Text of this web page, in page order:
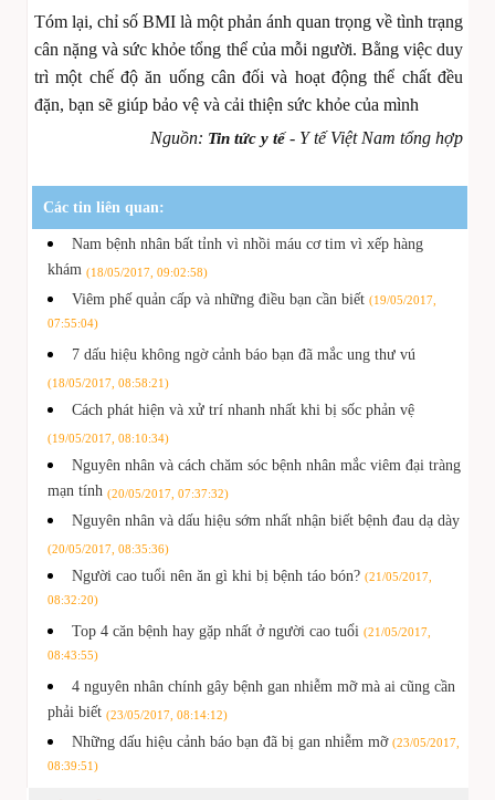
Tóm lại, chỉ số BMI là một phản ánh quan trọng về tình trạng
cân nặng và sức khỏe tổng thể của mỗi người. Bằng việc duy
trì một chế độ ăn uống cân đối và hoạt động thể chất đều
đặn, bạn sẽ giúp bảo vệ và cải thiện sức khỏe của mình
Nguồn: Tin tức y tế- Y tế Việt Nam tổng hợp
Các tin liên quan:
Nam bệnh nhân bất tỉnh vì nhồi máu cơ tim vì xếp hàng
khám (18/05/2017, 09:02:58)
Viêm phế quản cấp và những điều bạn cần biết (19/05/2017,
07:55:04)
7 dấu hiệu không ngờ cảnh báo bạn đã mắc ung thư vú
(18/05/2017, 08:58:21)
Cách phát hiện và xử trí nhanh nhất khi bị sốc phản vệ
(19/05/2017, 08:10:34)
Nguyên nhân và cách chăm sóc bệnh nhân mắc viêm đại tràng
mạn tính (20/05/2017, 07:37:32)
Nguyên nhân và dấu hiệu sớm nhất nhận biết bệnh đau dạ dày
(20/05/2017, 08:35:36)
Người cao tuổi nên ăn gì khi bị bệnh táo bón? (21/05/2017,
08:32:20)
Top 4 căn bệnh hay gặp nhất ở người cao tuổi (21/05/2017,
08:43:55)
4 nguyên nhân chính gây bệnh gan nhiễm mỡ mà ai cũng cần
phải biết (23/05/2017, 08:14:12)
Những dấu hiệu cảnh báo bạn đã bị gan nhiễm mỡ (23/05/2017,
08:39:51)